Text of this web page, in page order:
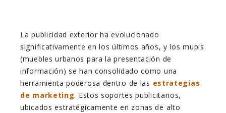
La publicidad exterior ha evolucionado
significativamente en los últimos años, y los mupis
(muebles urbanos para la presentación de
información) se han consolidado como una
herramienta poderosa dentro de las estrategias
de marketing. Estos soportes publicitarios,
ubicados estratégicamente en zonas de alto